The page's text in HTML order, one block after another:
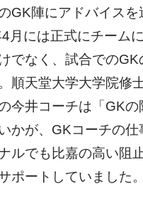
GK陣にアドバイスを
月には正式にチームに
でなく、試合でのGK
順天堂大学大学院修
今井コーチは「GKの
かが、GKコーチの仕
ルでも比嘉の高い阻
ポートしていました。